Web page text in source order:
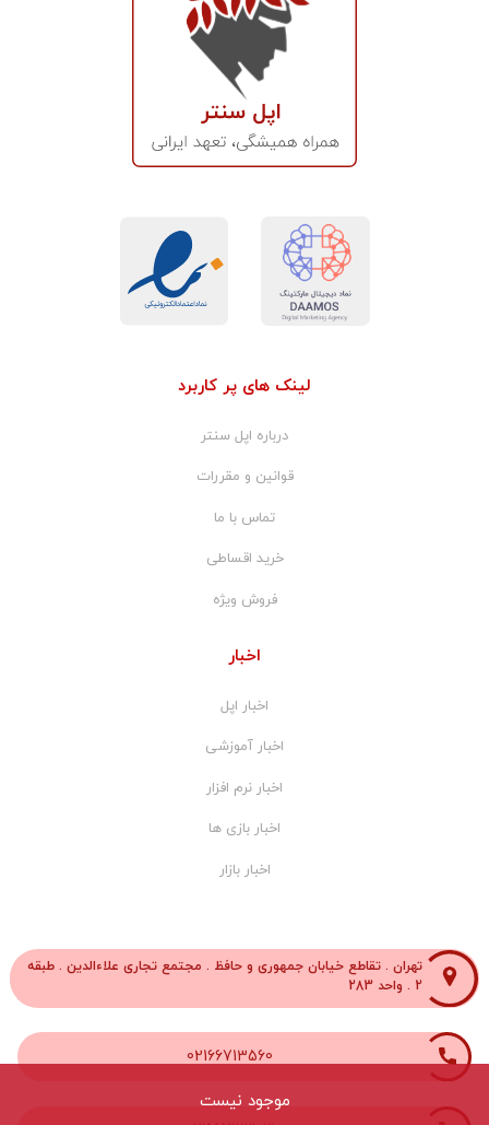
موجود نیست
لینک های پر کاربرد
درباره اپل سنتر
قوانین و مقررات
تماس با ما
خرید اقساطی
فروش ویژه
اخبار
اخبار اپل
اخبار آموزشی
اخبار نرم افزار
اخبار بازی ها
اخبار بازار
تهران . تقاطع خیابان جمهوری و حافظ . مجتمع تجاری علاءالدین . طبقه
2 . واحد 283
02166713560